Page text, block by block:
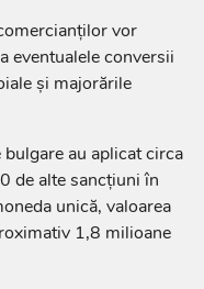
vor
eventualele conversii
și majorările
au aplicat circa
de alte sancțiuni în
unică, valoarea
1,8 milioane